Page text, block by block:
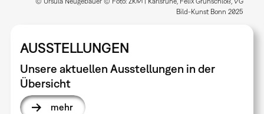
AUSSTELLUNGEN
Unsere aktuellen Ausstellungen in der
Übersicht
mehr
Bild-Kunst Bonn 2025